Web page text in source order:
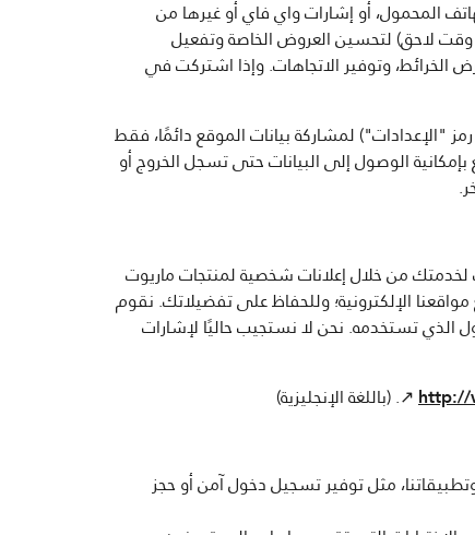
المحمول، أو إشارات واي فاي أو غيرها من
وقت لاحق) لتحسين العروض الخاصة وتفعيل
الخرائط، وتوفير الاتجاهات. وإذا اشتركت في
"الإعدادات") لمشاركة بيانات الموقع دائمًا، فقط
الوصول إلى البيانات حتى تسجل الخروج أو
لخدمتك من خلال إعلانات شخصية لمنتجات ماريوت
الإلكترونية؛ وللحفاظ على تفضيلاتك. نقوم
الذي تستخدمه. نحن لا نستجيب حاليًا لإشارات
http://↗. (باللغة الإنجليزية)
مثل توفير تسجيل دخول آمن أو حجز